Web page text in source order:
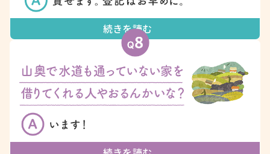
続きを読む